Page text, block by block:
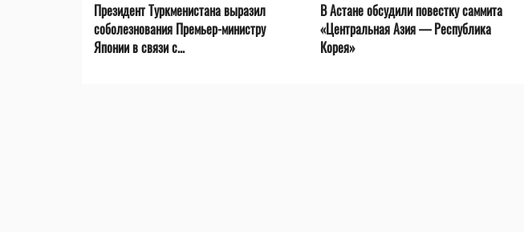
Президент Туркменистана выразил
соболезнования Премьер-министру
Японии в связи с...
В Астане обсудили повестку саммита
«Центральная Азия — Республика
Корея»